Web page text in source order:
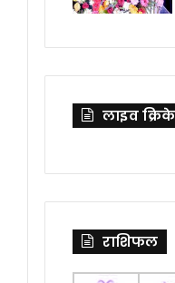
लाइव
राशिफल